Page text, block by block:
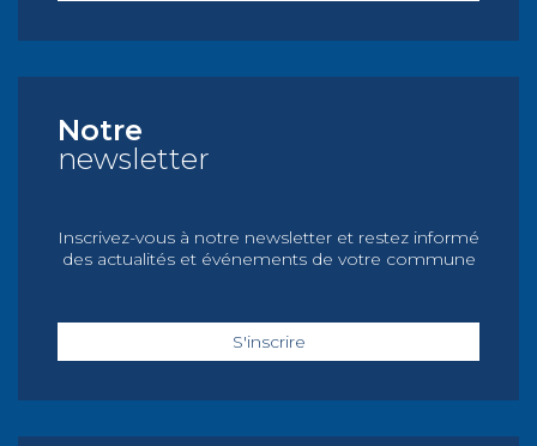
Notre
newsletter
Inscrivez-vous à notre newsletter et restez informé
des actualités et événements de votre commune
S'inscrire